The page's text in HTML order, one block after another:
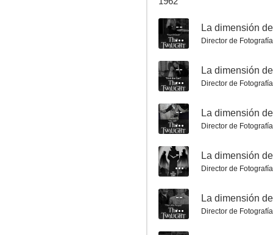
--
La dimensión desconocida: El bardo
--
Director de Fotografía
--
Director de Fotografía
--
Director de Fotografía
--
Director de Fotografía
--
Director de Fotografía